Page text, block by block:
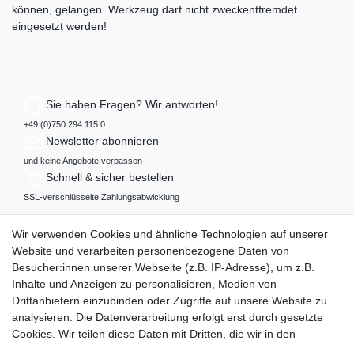
können, gelangen. Werkzeug darf nicht zweckentfremdet
eingesetzt werden!
Sie haben Fragen? Wir antworten!
+49 (0)750 294 115 0
Newsletter abonnieren
und keine Angebote verpassen
Schnell & sicher bestellen
SSL-verschlüsselte Zahlungsabwicklung
Mehr über...
Widerrufs­recht
Datenschutz
AGB
Impressum
Vertrag widerrufen
Wir verwenden Cookies und ähnliche Technologien auf unserer
Website und verarbeiten personenbezogene Daten von
Besucher:innen unserer Webseite (z.B. IP-Adresse), um z.B.
Inhalte und Anzeigen zu personalisieren, Medien von
Drittanbietern einzubinden oder Zugriffe auf unsere Website zu
analysieren. Die Datenverarbeitung erfolgt erst durch gesetzte
Cookies. Wir teilen diese Daten mit Dritten, die wir in den